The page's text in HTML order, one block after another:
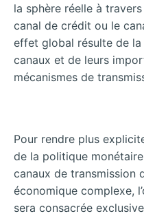
la sphère réelle à
canal de crédit ou le
effet global résulte de
canaux et de leurs
mécanismes de
Pour rendre plus
de la politique
canaux de transmission
économique complexe,
sera consacrée